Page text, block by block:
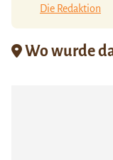
Die Redaktion
Wo wurde